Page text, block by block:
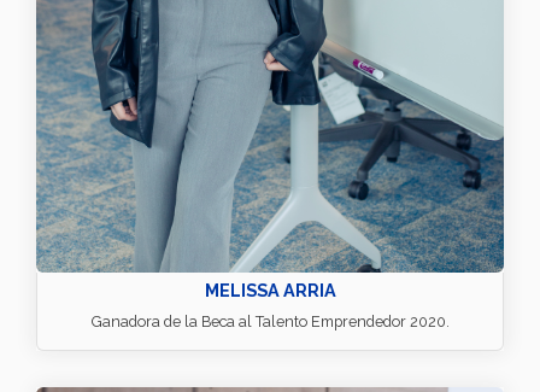
MELISSA ARRIA
Ganadora de la Beca al Talento Emprendedor 2020.